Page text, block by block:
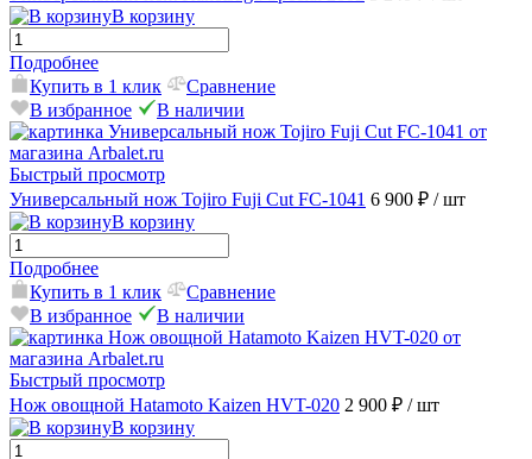
В корзину
Подробнее
Купить в 1 клик
Сравнение
В избранное
В наличии
Быстрый просмотр
Универсальный нож Tojiro Fuji Cut FC-1041 6 900 ₽ / шт
В корзину
Подробнее
Купить в 1 клик
Сравнение
В избранное
В наличии
Быстрый просмотр
Нож овощной Hatamoto Kaizen HVT-020 2 900 ₽ / шт
В корзину